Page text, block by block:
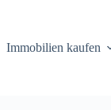
Immobilien kaufen